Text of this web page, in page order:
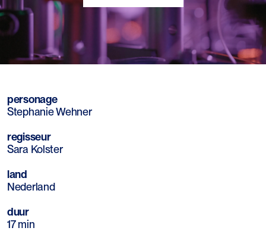
Mute
personage
Stephanie Wehner
regisseur
Sara Kolster
land
Nederland
duur
17 min